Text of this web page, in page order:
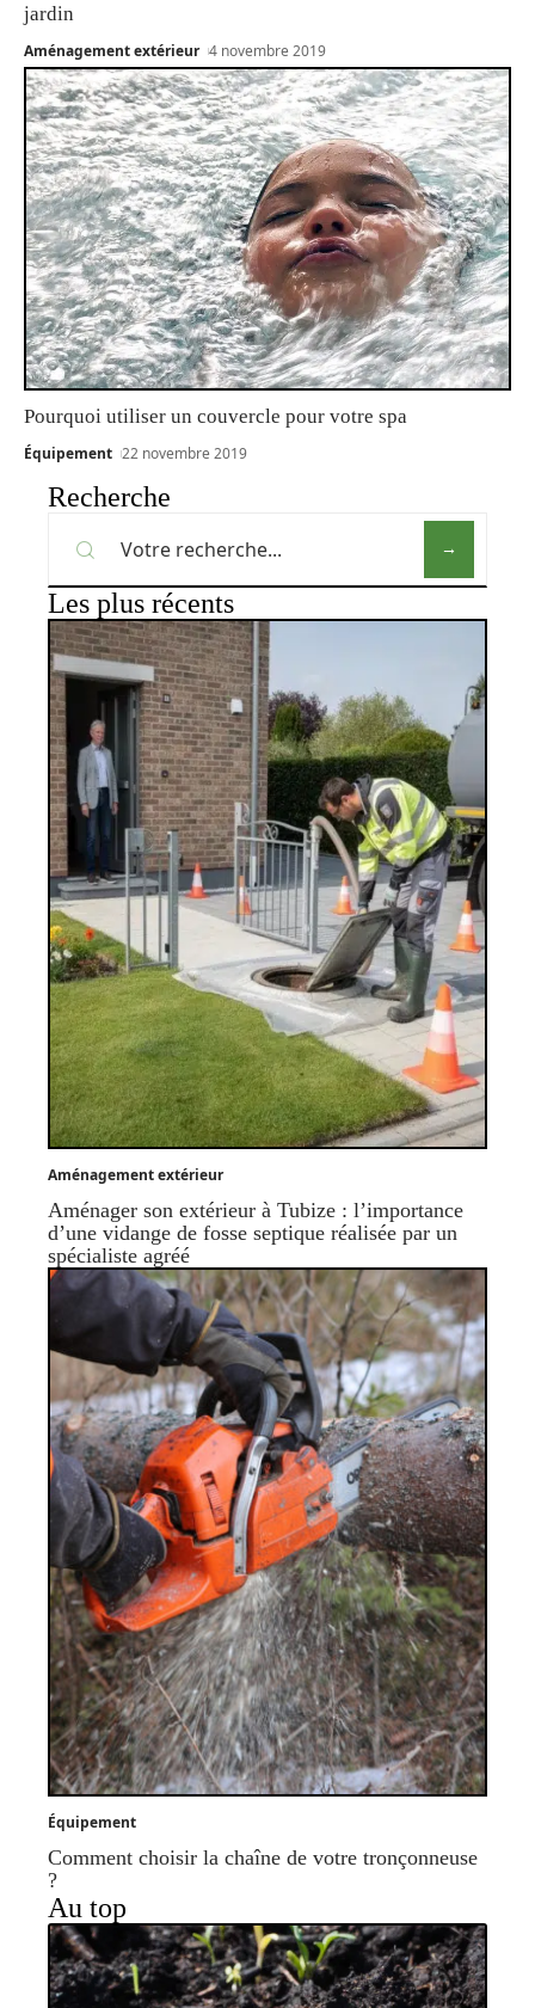
jardin
Aménagement extérieur 4 novembre 2019
Pourquoi utiliser un couvercle pour votre spa
Équipement 22 novembre 2019
Recherche
Les plus récents
Aménagement extérieur
Aménager son extérieur à Tubize : l’importance
d’une vidange de fosse septique réalisée par un
spécialiste agréé
Équipement
Comment choisir la chaîne de votre tronçonneuse
?
Au top